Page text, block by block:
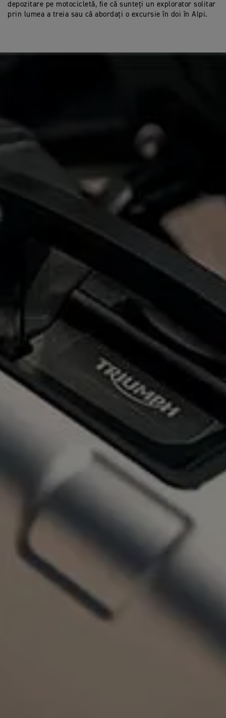
depozitare pe motocicletă, fie că sunteți un explorator solitar
prin lumea a treia sau că abordați o excursie în doi în Alpi.